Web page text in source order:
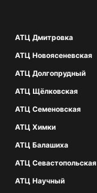
АТЦ Дмитровка
АТЦ Новоясеневская
АТЦ Долгопрудный
АТЦ Щёлковская
АТЦ Семеновская
АТЦ Химки
АТЦ Балашиха
АТЦ Севастопольская
АТЦ Научный